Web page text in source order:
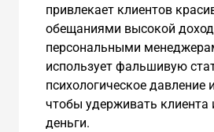
привлекает клиентов
обещаниями высокой
персональными
использует фальшивую
психологическое давление
чтобы удерживать клиента
деньги.